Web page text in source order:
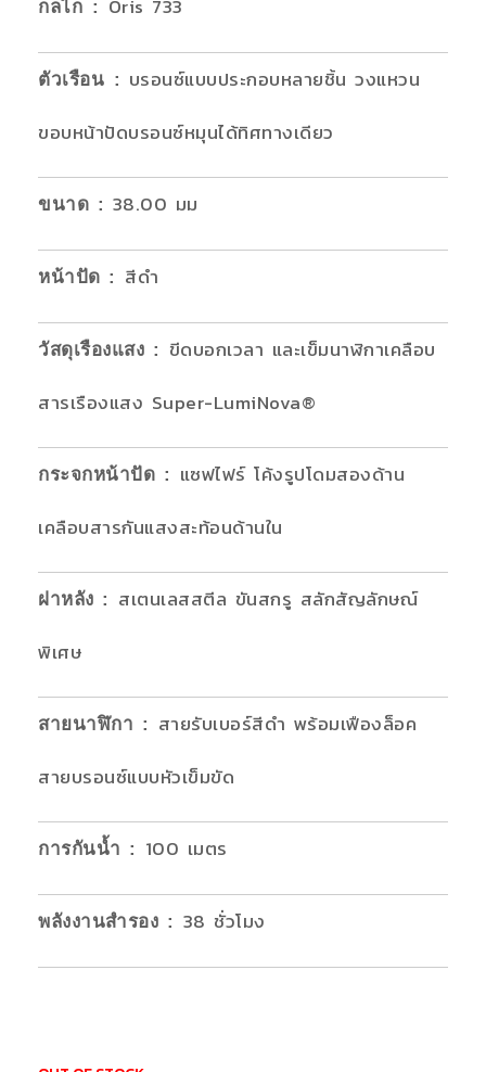
กลไก : Oris 733
ตัวเรือน : บรอนซ์แบบประกอบหลายชิ้น วงแหวน
ขอบหน้าปัดบรอนซ์หมุนได้ทิศทางเดียว
ขนาด : 38.00 มม
หน้าปัด : สีดำ
วัสดุเรืองแสง : ขีดบอกเวลา และเข็มนาฬิกาเคลือบ
สารเรืองแสง Super-LumiNova®
กระจกหน้าปัด : แซฟไฟร์ โค้งรูปโดมสองด้าน
เคลือบสารกันแสงสะท้อนด้านใน
ฝาหลัง : สเตนเลสสตีล ขันสกรู สลักสัญลักษณ์
พิเศษ
สายนาฬิกา : สายรับเบอร์สีดำ พร้อมเฟืองล็อค
สายบรอนซ์แบบหัวเข็มขัด
การกันน้ำ : 100 เมตร
พลังงานสำรอง : 38 ชั่วโมง